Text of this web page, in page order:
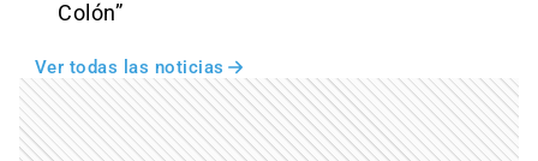
Colón”
Ver todas las noticias